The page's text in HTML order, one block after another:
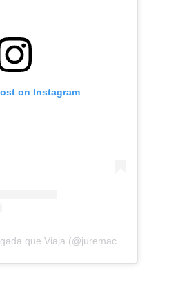
on Instagram
A post shared by Advogada que Viaja (@juremacintra)